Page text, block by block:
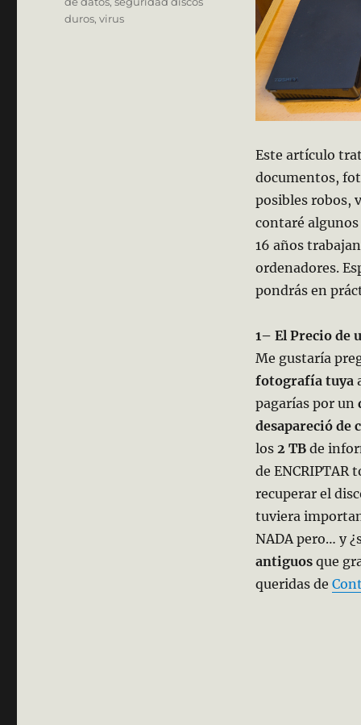
Este artículo
documentos,
posibles robos,
contaré
16 años
ordenadores.
pondrás en
1– El Precio de
Me gustaría
fotografía tuya
pagarías por un
desapareció de
los 2 TBde
de ENCRIPTAR
recuperar el
tuviera
NADA pero… y
antiguosque
queridas de
duros,virus